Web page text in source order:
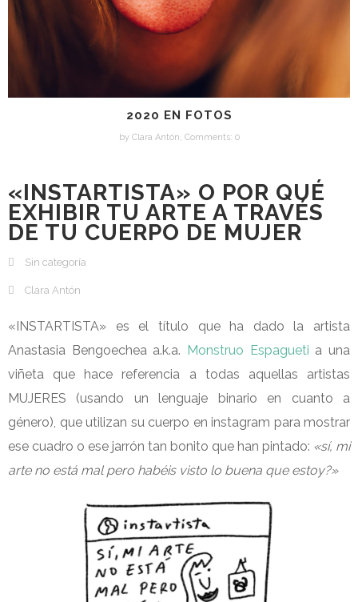
2020 EN FOTOS
by Clara Antón, Comments: 0
«INSTARTISTA» O POR QUÉ
EXHIBIR TU ARTE A TRAVÉS
DE TU CUERPO DE MUJER
Sin categoría
Clara Antón
«INSTARTISTA» es el título que ha dado la artista
Anastasia Bengoechea a.k.a. Monstruo Espagueti a una
viñeta que hace referencia a todas aquellas artistas
MUJERES (usando un lenguaje binario en cuanto a
género), que utilizan su cuerpo en instagram para mostrar
ese cuadro o ese jarrón tan bonito que han pintado: «sí, mi
arte no está mal pero habéis visto lo buena que estoy?»